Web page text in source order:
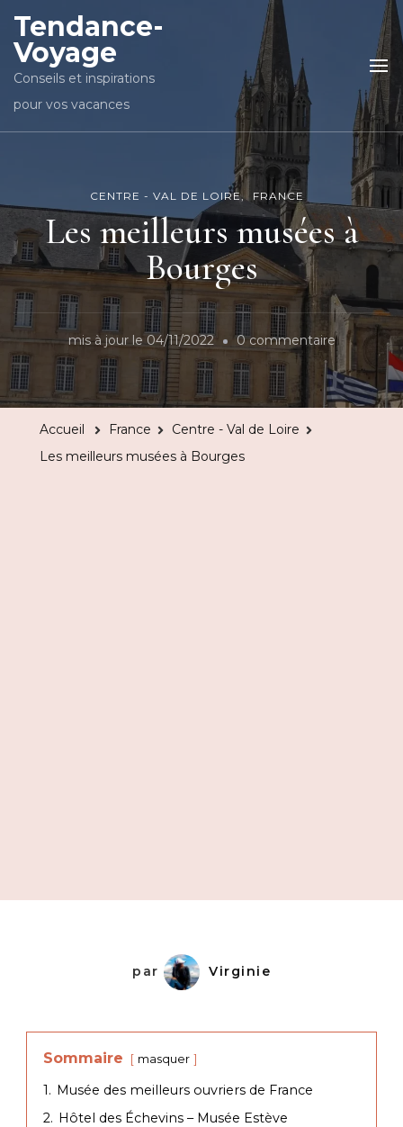
Tendance-
Voyage
Conseils et inspirations
pour vos vacances
CENTRE - VAL DE LOIRE FRANCE
Les meilleurs musées à
Bourges
mis à jour le 04/11/2022 0 commentairesur
Les
meilleurs
Accueil France
Centre - Val de Loire
Les meilleurs musées à Bourges
par Virginie
Sommaire masquer
1. Musée des meilleurs ouvriers de France
2. Hôtel des Échevins – Musée Estève